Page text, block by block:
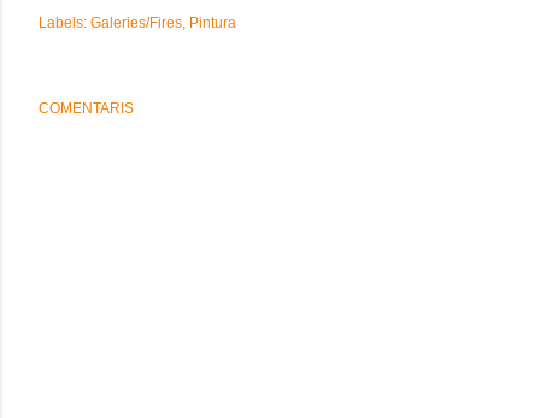
Labels: Galeries/Fires Pintura
COMENTARIS